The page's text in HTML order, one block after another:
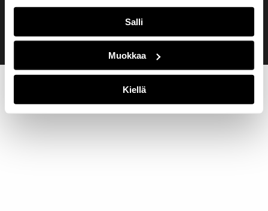
Salli
Muokkaa
Kiellä
Evästeasetukset